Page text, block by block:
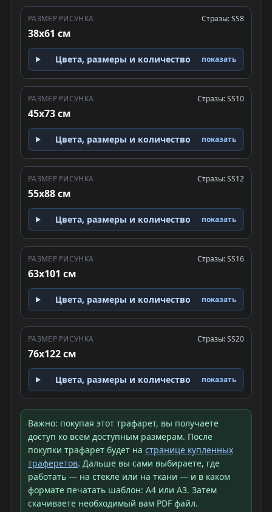
РАЗМЕР РИСУНКА
38x61 см
Стразы: SS8
Цвета, размеры и количество показать
РАЗМЕР РИСУНКА
45x73 см
Стразы: SS10
Цвета, размеры и количество показать
РАЗМЕР РИСУНКА
55x88 см
Стразы: SS12
Цвета, размеры и количество показать
РАЗМЕР РИСУНКА
63x101 см
Стразы: SS16
Цвета, размеры и количество показать
РАЗМЕР РИСУНКА
76x122 см
Стразы: SS20
Цвета, размеры и количество показать
Важно: покупая этот трафарет, вы получаете
доступ ко всем доступным размерам. После
покупки трафарет будет на странице купленных
траферетов. Дальше вы сами выбираете, где
работать — на стекле или на ткани — и в каком
формате печатать шаблон: A4 или A3. Затем
скачиваете необходимый вам PDF файл.